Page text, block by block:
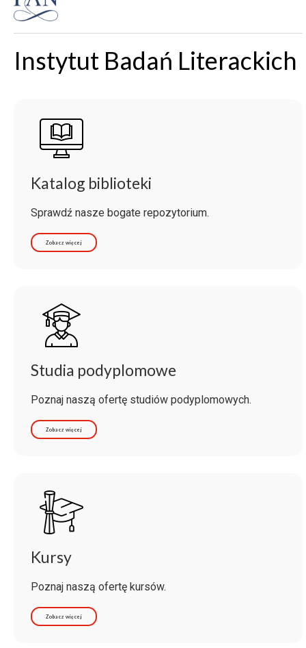
Instytut Badań Literackich
Katalog biblioteki
Sprawdź nasze bogate repozytorium.
Zobacz więcej
Studia podyplomowe
Poznaj naszą ofertę studiów podyplomowych.
Zobacz więcej
Kursy
Poznaj naszą ofertę kursów.
Zobacz więcej